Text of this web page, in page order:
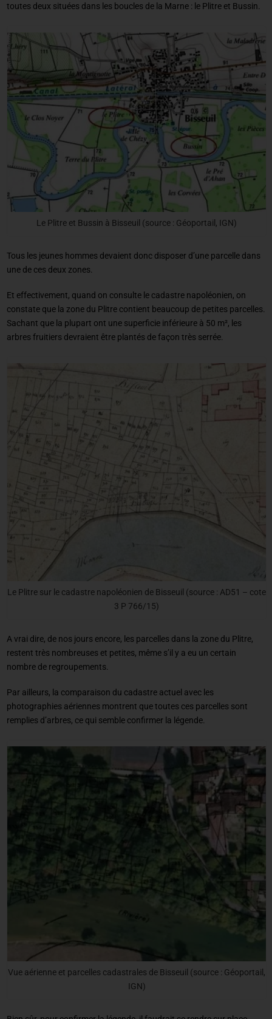
toutes deux situées dans les boucles de la Marne : le Plitre et Bussin.
Le Plitre et Bussin à Bisseuil (source : Géoportail, IGN)
Tous les jeunes hommes devaient donc disposer d’une parcelle dans
une de ces deux zones.
Et effectivement, quand on consulte le cadastre napoléonien, on
constate que la zone du Plitre contient beaucoup de petites parcelles.
Sachant que la plupart ont une superficie inférieure à 50 m², les
arbres fruitiers devraient être plantés de façon très serrée.
Le Plitre sur le cadastre napoléonien de Bisseuil (source : AD51 – cote
3 P 766/15)
A vrai dire, de nos jours encore, les parcelles dans la zone du Plitre,
restent très nombreuses et petites, même s’il y a eu un certain
nombre de regroupements.
Par ailleurs, la comparaison du cadastre actuel avec les
photographies aériennes montrent que toutes ces parcelles sont
remplies d’arbres, ce qui semble confirmer la légende.
Vue aérienne et parcelles cadastrales de Bisseuil (source : Géoportail,
IGN)